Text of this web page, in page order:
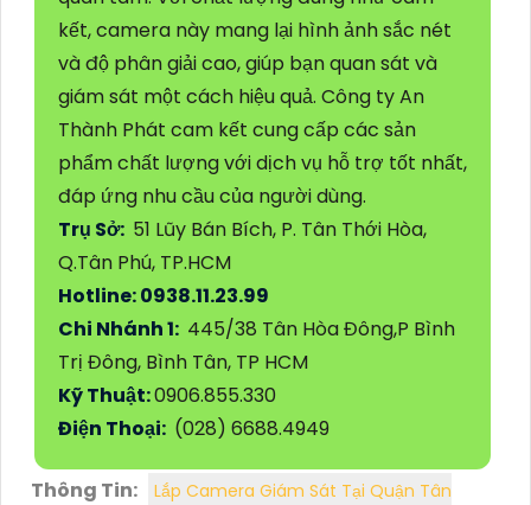
kết, camera này mang lại hình ảnh sắc nét
và độ phân giải cao, giúp bạn quan sát và
giám sát một cách hiệu quả. Công ty An
Thành Phát cam kết cung cấp các sản
phẩm chất lượng với dịch vụ hỗ trợ tốt nhất,
đáp ứng nhu cầu của người dùng.
Trụ Sở: 51 Lũy Bán Bích, P. Tân Thới Hòa,
Q.Tân Phú, TP.HCM
Hotline: 0938.11.23.99
Chi Nhánh 1: 445/38 Tân Hòa Đông,P Bình
Trị Đông, Bình Tân, TP HCM
Kỹ Thuật:0906.855.330
Điện Thoại: (028) 6688.4949
Thông Tin:
Lắp Camera Giám Sát Tại Quận Tân